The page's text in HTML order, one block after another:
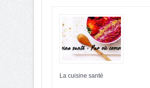
La cuisine santé